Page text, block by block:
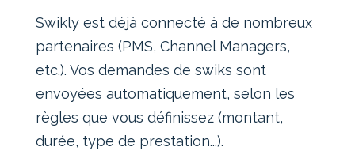
Swikly est déjà connecté à de nombreux
partenaires (PMS, Channel Managers,
etc.). Vos demandes de swiks sont
envoyées automatiquement, selon les
règles que vous définissez (montant,
durée, type de prestation...).